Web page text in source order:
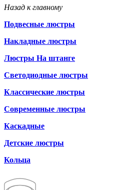
Назад к главному
Подвесные люстры
Накладные люстры
Люстры На штанге
Светодиодные люстры
Классические люстры
Современные люстры
Каскадные
Детские люстры
Кольца